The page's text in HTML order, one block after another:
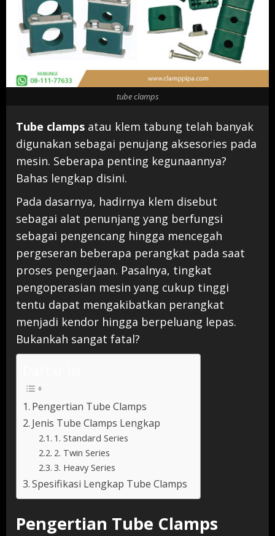
tube clamps
Tube clamps atau klem tabung telah banyak
digunakan sebagai penujang aksesories pada
mesin. Seberapa penting kegunaannya?
Bahas lengkap disini.
Pada dasarnya, hadirnya klem disebut
sebagai alat penunjang yang berfungsi
sebagai pengencang hingga mencegah
pergeseran beberapa perangkat pada saat
proses pengerjaan. Pasalnya, tingkat
pengoperasian mesin yang cukup tinggi
tentu dapat mengakibatkan perangkat
menjadi kendor hingga berpeluang lepas.
Bukankah sangat fatal?
Pengertian Tube Clamps
Jenis Tube Clamps Lengkap
1. Standard Series
2. Twin Series
3. Heavy Series
Spesifikasi Lengkap Tube Clamps
Pengertian Tube Clamps